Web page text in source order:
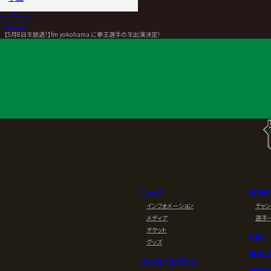
トップページ
ニュース
【5月8日生放送！】fm yokohama に拳王選手の生出演決定！
ニュース
インフォメーション
メディア
チケット
グッズ
スケジュール/チケット
選手紹
チャ
選手
Q&A
NOAH